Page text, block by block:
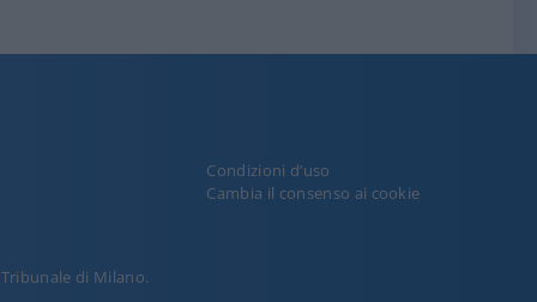
Condizioni d’uso
Cambia il consenso ai cookie
di Milano.